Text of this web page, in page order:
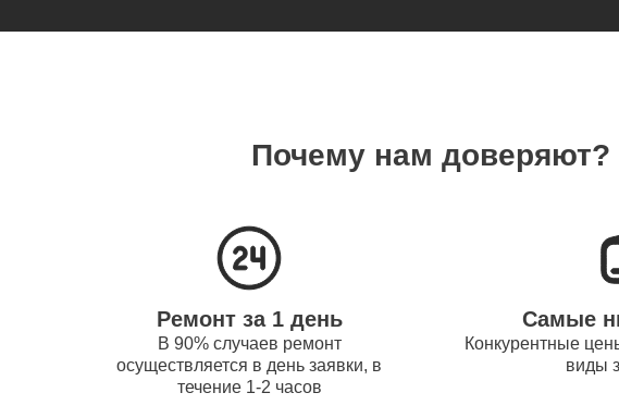
Ремонт системы охлаждения ноутбуков
Ремонт процессора ноутбуков Thunderobot
Ремонт оперативной памяти ноутбуков
Thunderobot
Почему нам доверяют?
Ремонт за 1 день
В 90% случаев ремонт
осуществляется в день заявки, в
течение 1-2 часов
Самые
Конкурентные
виды